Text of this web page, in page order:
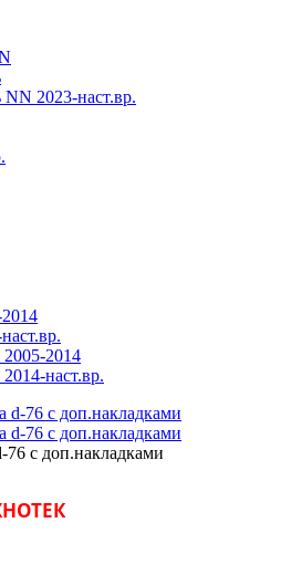
NN 2023-наст.вр.
2014
наст.вр.
76 с доп.накладками